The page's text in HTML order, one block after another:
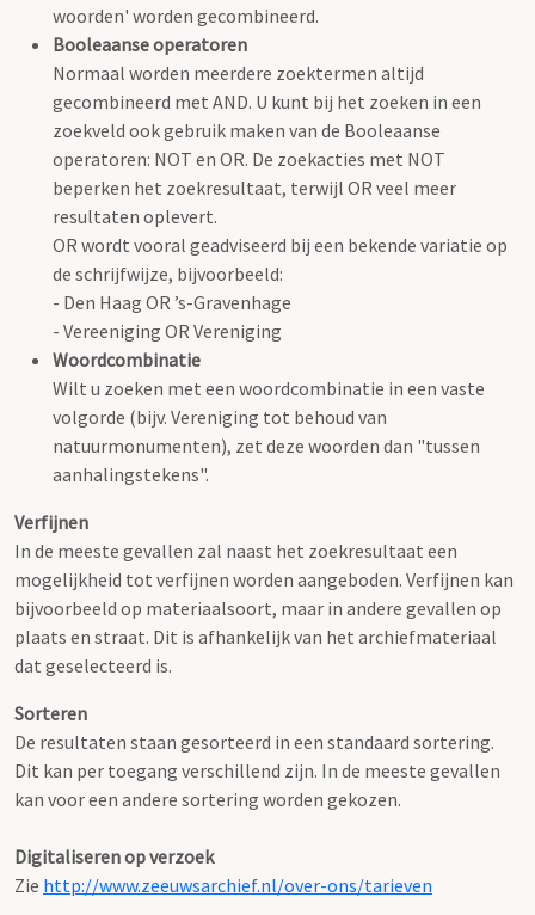
woorden' worden gecombineerd.
Booleaanse operatoren
Normaal worden meerdere zoektermen altijd
gecombineerd met AND. U kunt bij het zoeken in een
zoekveld ook gebruik maken van de Booleaanse
operatoren: NOT en OR. De zoekacties met NOT
beperken het zoekresultaat, terwijl OR veel meer
resultaten oplevert.
OR wordt vooral geadviseerd bij een bekende variatie op
de schrijfwijze, bijvoorbeeld:
- Den Haag OR ’s-Gravenhage
- Vereeniging OR Vereniging
Woordcombinatie
Wilt u zoeken met een woordcombinatie in een vaste
volgorde (bijv. Vereniging tot behoud van
natuurmonumenten), zet deze woorden dan "tussen
aanhalingstekens".
Verfijnen
In de meeste gevallen zal naast het zoekresultaat een
mogelijkheid tot verfijnen worden aangeboden. Verfijnen kan
bijvoorbeeld op materiaalsoort, maar in andere gevallen op
plaats en straat. Dit is afhankelijk van het archiefmateriaal
dat geselecteerd is.
Sorteren
De resultaten staan gesorteerd in een standaard sortering.
Dit kan per toegang verschillend zijn. In de meeste gevallen
kan voor een andere sortering worden gekozen.
Digitaliseren op verzoek
Zie http://www.zeeuwsarchief.nl/over-ons/tarieven